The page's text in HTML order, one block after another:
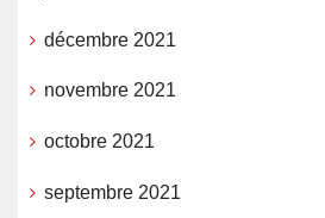
décembre 2021
novembre 2021
octobre 2021
septembre 2021